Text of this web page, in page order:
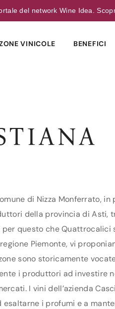
del network Wine Idea.
VINICOLE BENEFICI
di Nizza Monferrato,
della provincia di Asti,
per questo che
Piemonte, vi
sono storicamente
i produttori ad investire
I vini dell’azienda
i profumi e a